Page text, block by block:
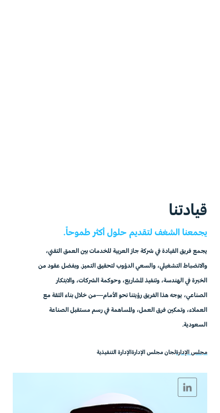
قيادتنا
يجمعنا الشغف لتقديم حلول أكثر طموحاً.
يجمع فريق القيادة في شركة جاز العربية للخدمات بين العمق التقني،
والانضباط التشغيلي، والسعي الدؤوب لتحقيق التميز. وبفضل عقود من
الخبرة في الهندسة، وتنفيذ المشاريع، وحوكمة الشركات، والابتكار
الصناعي، يوجه هذا الفريق رؤيتنا نحو الأمام—من خلال بناء الثقة مع
العملاء، وتمكين فرق العمل، والمساهمة في رسم مستقبل الصناعة
السعودية.
مجلس الإدارةلجان مجلس الإدارةالإدارة التنفيذية